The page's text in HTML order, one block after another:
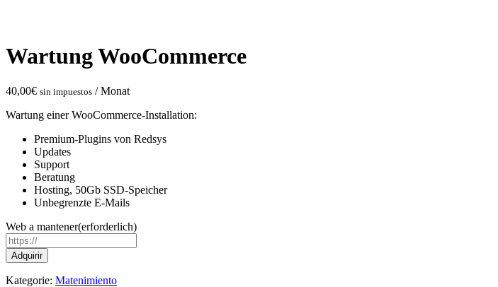
Wartung WooCommerce
40,00€ sin impuestos / Monat
Wartung einer WooCommerce-Installation:
Premium-Plugins von Redsys
Updates
Support
Beratung
Hosting, 50Gb SSD-Speicher
Unbegrenzte E-Mails
Web a mantener(erforderlich)
Wartung
WooCommerce
Menge
Adquirir
Kategorie: Matenimiento